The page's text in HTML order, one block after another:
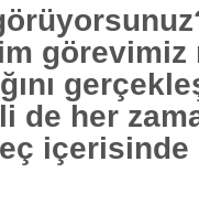
görevimiz
de her